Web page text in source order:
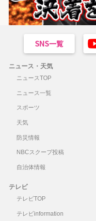
ニュース・天気
ニュースTOP
ニュース一覧
スポーツ
天気
防災情報
NBCスクープ投稿
自治体情報
テレビ
テレビTOP
テレビinformation